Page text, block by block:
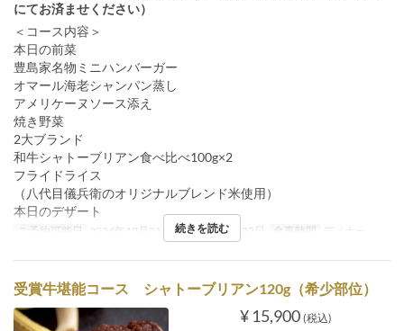
にてお済ませください）
＜コース内容＞
本日の前菜
豊島家名物ミニハンバーガー
オマール海老シャンパン蒸し
アメリケーヌソース添え
焼き野菜
2大ブランド
和牛シャトーブリアン食べ比べ100g×2
フライドライス
（八代目儀兵衛のオリジナルブレンド米使用）
本日のデザート
ご予約可能日 2024年12月21日 ~ 2024年12月22日 食事時間 ディナー
続きを読む
受賞牛堪能コース シャトーブリアン120g（希少部位）
¥ 15,900 (税込)